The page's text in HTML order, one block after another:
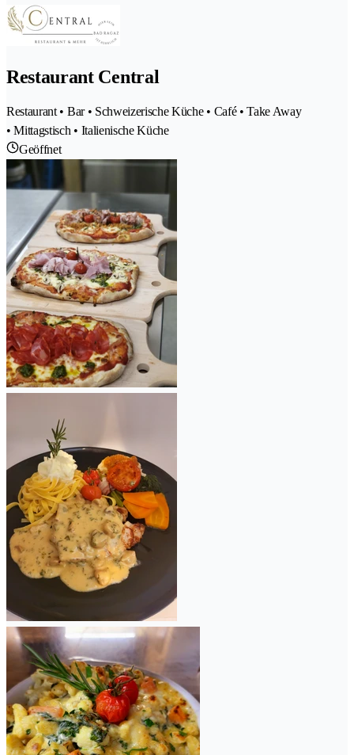
Restaurant Central
Restaurant • Bar • Schweizerische Küche • Café • Take Away
• Mittagstisch • Italienische Küche
Geöffnet